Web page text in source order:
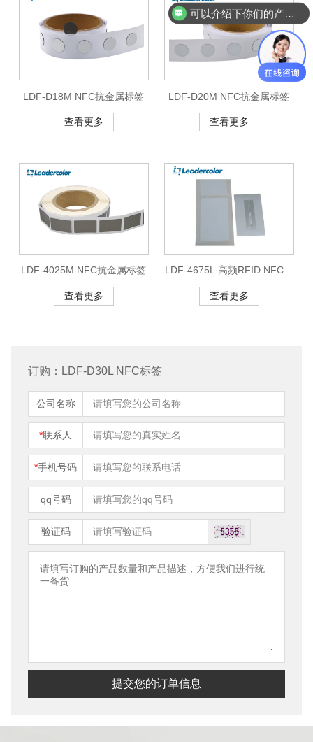
LDF-D18M NFC抗金属标签
查看更多
LDF-D20M NFC抗金属标签
查看更多
LDF-4025M NFC抗金属标签
查看更多
LDF-4675L 高频RFID NFC标
签
查看更多
订购：LDF-D30L NFC标签
公司名称
*联系人
*手机号码
qq号码
验证码
提交您的订单信息
可以介绍下你们的产品么？